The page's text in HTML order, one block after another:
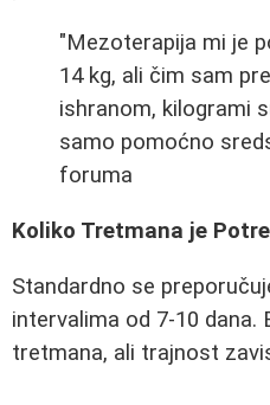
"Mezoterapija mi je
14 kg, ali čim sam
ishranom, kilogrami
samo pomoćno
foruma
Koliko Tretmana je
Standardno se
intervalima od 7-10 dana.
tretmana, ali trajnost